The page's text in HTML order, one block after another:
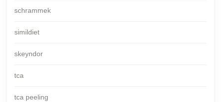
schrammek
simildiet
skeyndor
tca
tca peeling